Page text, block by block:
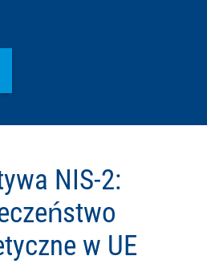
NIS-2:
w UE